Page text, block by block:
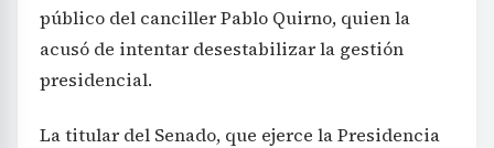
público del canciller Pablo Quirno, quien la
acusó de intentar desestabilizar la gestión
presidencial.
La titular del Senado, que ejerce la Presidencia